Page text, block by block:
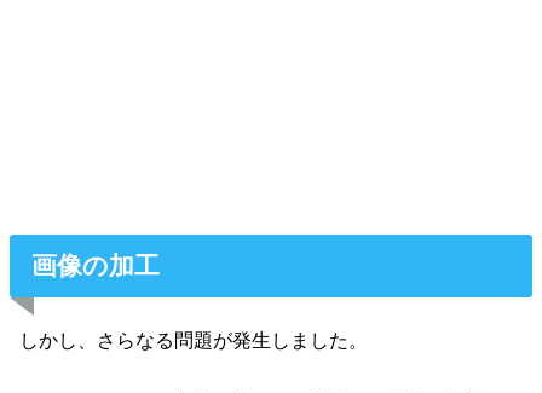
画像の加工
しかし、さらなる問題が発生しました。